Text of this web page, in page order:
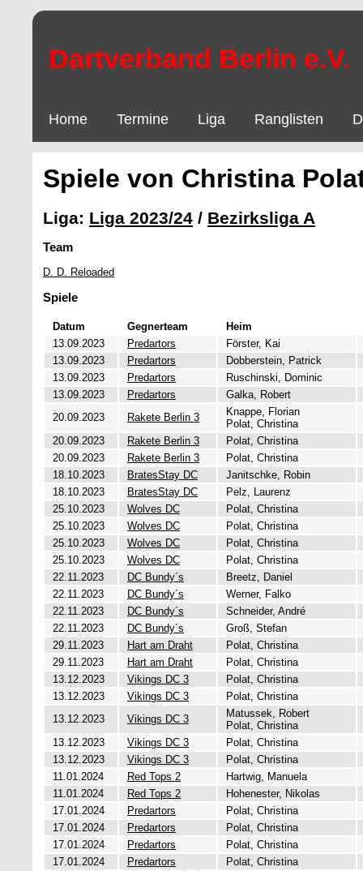
Dartverband Berlin e.V.
Home Termine Liga Ranglisten
Spiele von Christina
Liga: Liga 2023/24 / Bezirksliga A
Team
D. D. Reloaded
Spiele
Datum Gegnerteam
Heim
13.09.2023
Predartors
Förster, Kai
13.09.2023
Predartors
Dobberstein, Patrick
13.09.2023
Predartors
Ruschinski, Dominic
13.09.2023
Predartors
Galka, Robert
20.09.2023
Rakete Berlin 3
Knappe, Florian
Polat, Christina
20.09.2023
Rakete Berlin 3
Polat, Christina
20.09.2023
Rakete Berlin 3
Polat, Christina
18.10.2023
BratesStay DC
Janitschke, Robin
18.10.2023
BratesStay DC
Pelz, Laurenz
25.10.2023
Wolves DC
Polat, Christina
25.10.2023
Wolves DC
Polat, Christina
25.10.2023
Wolves DC
Polat, Christina
25.10.2023
Wolves DC
Polat, Christina
22.11.2023
DC Bundy´s
Breetz, Daniel
22.11.2023
DC Bundy´s
Werner, Falko
22.11.2023
DC Bundy´s
Schneider, André
22.11.2023
DC Bundy´s
Groß, Stefan
29.11.2023
Hart am Draht
Polat, Christina
29.11.2023
Hart am Draht
Polat, Christina
13.12.2023
Vikings DC 3
Polat, Christina
13.12.2023
Vikings DC 3
Polat, Christina
13.12.2023
Vikings DC 3
Matussek, Robert
Polat, Christina
13.12.2023
Vikings DC 3
Polat, Christina
13.12.2023
Vikings DC 3
Polat, Christina
11.01.2024
Red Tops 2
Hartwig, Manuela
11.01.2024
Red Tops 2
Hohenester, Nikolas
17.01.2024
Predartors
Polat, Christina
17.01.2024
Predartors
Polat, Christina
17.01.2024
Predartors
Polat, Christina
17.01.2024
Predartors
Polat, Christina